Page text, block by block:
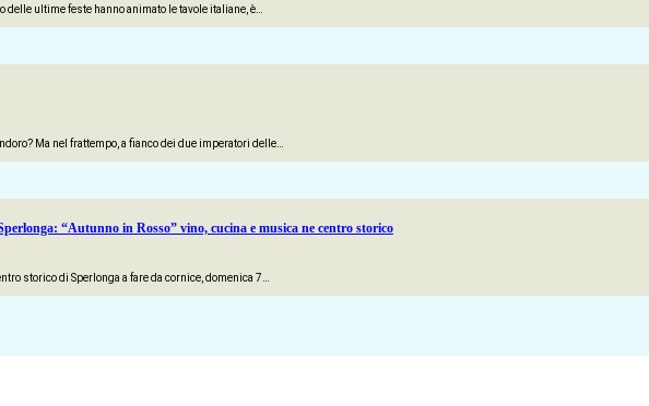
delle ultime feste hanno animato le tavole italiane, è…
Ma nel frattempo, a fianco dei due imperatori delle…
“Autunno in Rosso” vino, cucina e musica ne centro storico
storico di Sperlonga a fare da cornice, domenica 7…